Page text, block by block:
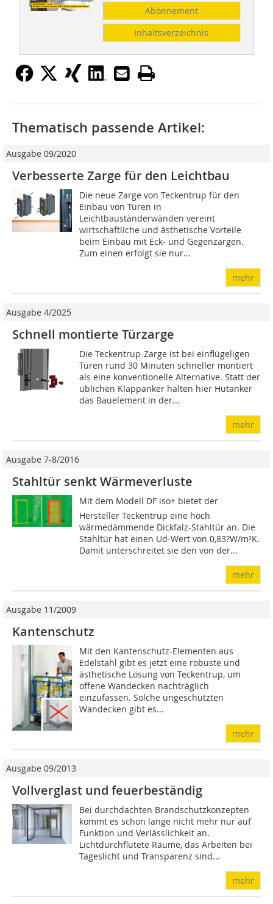
Abonnement
Inhaltsverzeichnis
Thematisch passende Artikel:
Ausgabe 09/2020
Verbesserte Zarge für den Leichtbau
Die neue Zarge von Teckentrup für den
Einbau von Türen in
Leichtbauständerwänden vereint
wirtschaftliche und ästhetische Vorteile
beim Einbau mit Eck- und Gegenzargen.
Zum einen erfolgt sie nur...
mehr
Ausgabe 4/2025
Schnell montierte Türzarge
Die Teckentrup-Zarge ist bei einflügeligen
Türen rund 30 Minuten schneller montiert
als eine konventionelle Alternative. Statt der
üblichen Klappanker halten hier Hutanker
das Bauelement in der...
mehr
Ausgabe 7-8/2016
Stahltür senkt Wärmeverluste
Mit dem Modell DF iso+ bietet der
Hersteller Teckentrup eine hoch
wärmedämmende Dickfalz-Stahltür an. Die
Stahl­tür hat einen Ud-Wert von 0,83?W/m²K.
Damit unterschreitet sie den von der...
mehr
Ausgabe 11/2009
Kantenschutz
Mit den Kantenschutz-Elementen aus
Edelstahl gibt es jetzt eine robuste und
ästhetische Lösung von Teckentrup, um
offene Wandecken nachträglich
einzufassen. Solche ungeschützten
Wandecken gibt es...
mehr
Ausgabe 09/2013
Vollverglast und feuerbeständig
Bei durchdachten Brandschutzkonzepten
kommt es schon lange nicht mehr nur auf
Funktion und Verlässlichkeit an.
Lichtdurchflutete Räume, das Arbeiten bei
Tageslicht und Transparenz sind...
mehr